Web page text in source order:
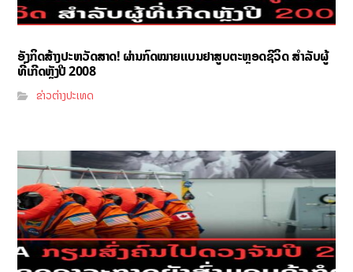
ອັງກິດສ້າງປະຫວັດສາດ! ຜ່ານກົດໝາຍແບນຢາສູບຕະຫຼອດຊີວິດ ສຳລັບຜູ້
ທີ່ເກີດຫຼັງປີ 2008
ຂ່າວຕ່າງປະເທດ